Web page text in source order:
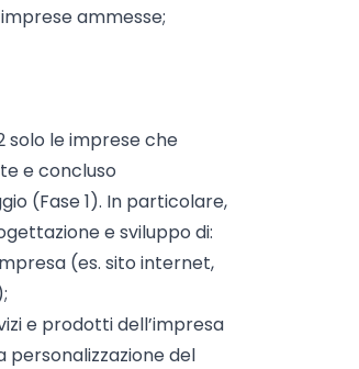
ammesse;
solo le imprese che
e concluso
(Fase 1). In particolare,
e sviluppo di:
(es. sito internet,
e prodotti dell’impresa
del